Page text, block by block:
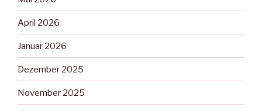
April 2026
Januar 2026
Dezember 2025
November 2025